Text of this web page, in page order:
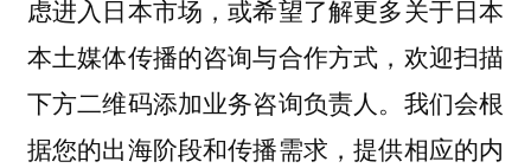
虑进入日本市场，或希望了解更多关于日本
本土媒体传播的咨询与合作方式， 欢迎扫描
下方二维码添加业务咨询负责人。我们会根
据您的出海阶段和传播需求，提供相应的内